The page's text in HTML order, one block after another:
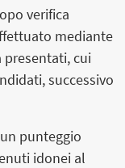
verifica
mediante
cui
successivo
punteggio
idonei al